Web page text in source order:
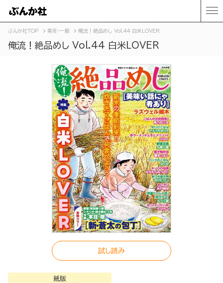
ぶんか社TOP 青年・一般 俺流！絶品めし Vol.44 白米LOVER
俺流！絶品めし Vol.44 白米LOVER
試し読み
紙版